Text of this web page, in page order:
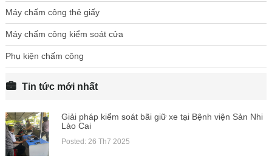
Máy chấm công thẻ giấy
Máy chấm công kiểm soát cửa
Phụ kiện chấm công
Tin tức mới nhất
Giải pháp kiểm soát bãi giữ xe tại Bệnh viện Sản Nhi
Lào Cai
Posted: 26 Th7 2025